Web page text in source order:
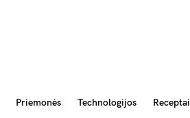
Priemonės Technologijos Receptai